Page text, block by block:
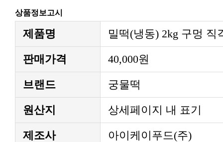
상품정보고시
제품명 밀떡(냉동) 2kg 구멍 직
판매가격 40,000원
브랜드 궁물떡
원산지 상세페이지 내 표기
제조사 아이케이푸드(주)